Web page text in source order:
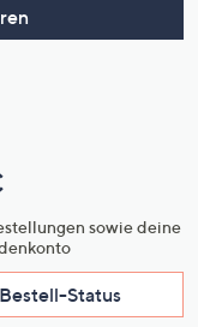
sowie deine
Bestell-Status